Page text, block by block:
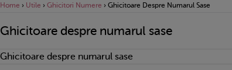
Home › Utile › Ghicitori Numere › Ghicitoare Despre Numarul Sase
Ghicitoare despre numarul sase